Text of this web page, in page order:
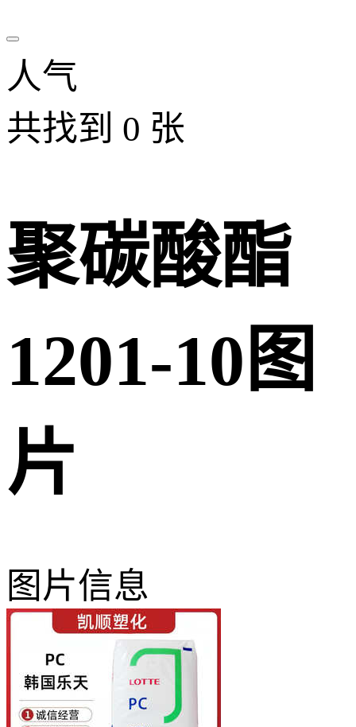
人气
共找到 0 张
聚碳酸酯
1201-10图
片
图片信息